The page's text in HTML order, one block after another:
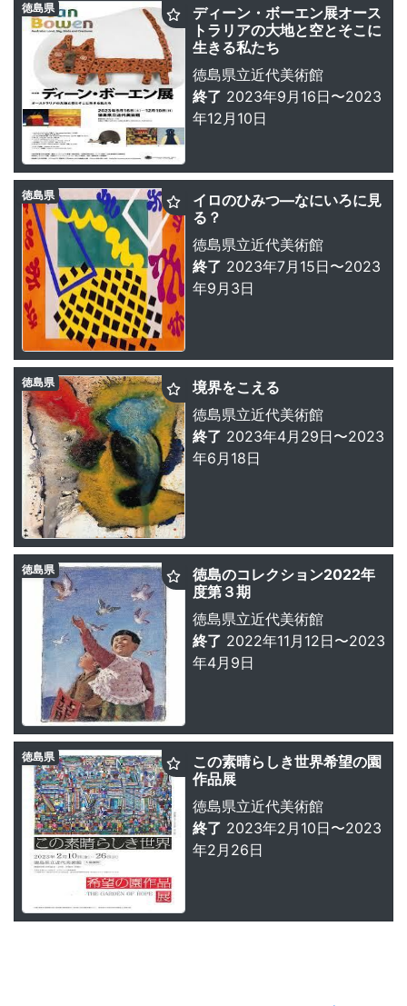
ディーン・ボーエン展オース
トラリアの大地と空とそこに
生きる私たち
徳島県立近代美術館
終了 2023年9月16日〜2023
年12月10日
徳島県
イロのひみつ—なにいろに見
る？
徳島県立近代美術館
終了 2023年7月15日〜2023
年9月3日
徳島県
境界をこえる
徳島県立近代美術館
終了 2023年4月29日〜2023
年6月18日
徳島県
徳島のコレクション2022年
度第３期
徳島県立近代美術館
終了 2022年11月12日〜2023
年4月9日
徳島県
この素晴らしき世界希望の園
作品展
徳島県立近代美術館
終了 2023年2月10日〜2023
年2月26日
徳島県